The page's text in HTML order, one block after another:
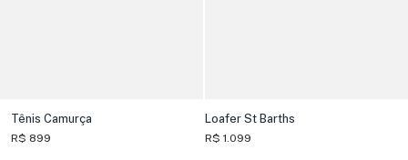
Tênis Camurça
R$ 899
Loafer St Barths
R$ 1.099